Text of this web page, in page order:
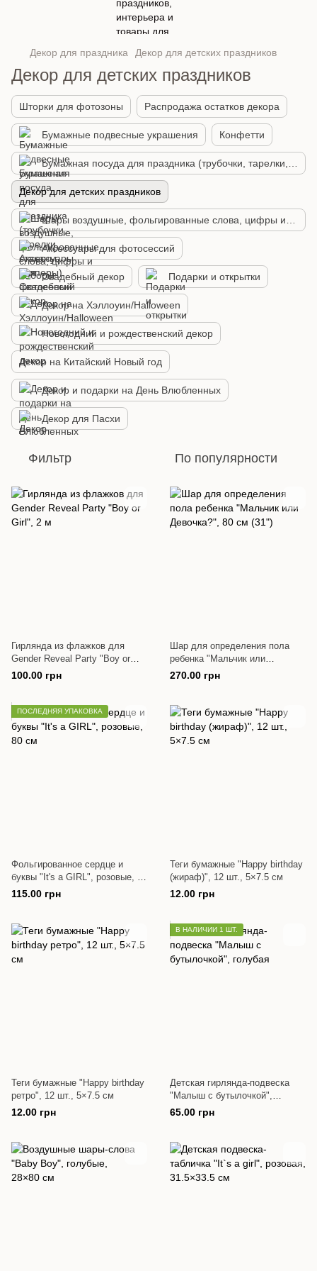
Декор для праздника Декор для детских праздников
Декор для детских праздников
Шторки для фотозоны Распродажа остатков декора
Бумажные подвесные украшения Конфетти
Декор для детских праздников
Аксессуары для фотосессий
Свадебный декор Подарки и открытки
Декор на Хэллоуин/Halloween
Новогодний и рождественский декор
Декор на Китайский Новый год
Декор и подарки на День Влюбленных
Декор для Пасхи
Фильтр По популярности
Гирлянда из флажков для
Gender Reveal Party "Boy or
Girl", 2 м
100.00 грн
Шар для определения пола
ребенка "Мальчик или
Девочка?", 80 см (31")
270.00 грн
ПОСЛЕДНЯЯ УПАКОВКА
Фольгированное сердце и
буквы "It's a GIRL", розовые, 80
см
115.00 грн
Теги бумажные "Happy birthday
(жираф)", 12 шт., 5×7.5 см
12.00 грн
Теги бумажные "Happy birthday
ретро", 12 шт., 5×7.5 см
12.00 грн
В НАЛИЧИИ 1 ШТ.
Детская гирлянда-подвеска
"Малыш с бутылочкой",
голубая
65.00 грн